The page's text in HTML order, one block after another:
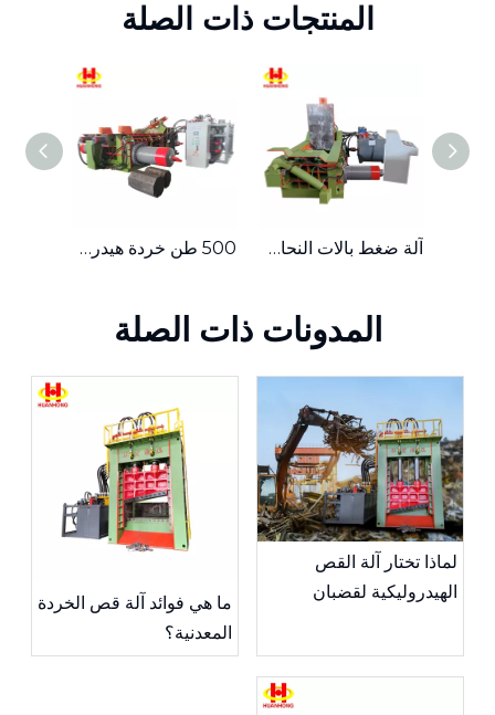
المنتجات ذات الصلة
500 طن خردة هيدروليكية أوتوماتيكية معدنية من النحاس والنحاس مكبس المكبس آلة ضغط بالات النحاس المعدنية الأوتوماتيكية بقدرة 125 طن
المدونات ذات الصلة
لماذا تختار آلة القص
الهيدروليكية لقضبان
ما هي فوائد آلة قص الخردة
المعدنية؟